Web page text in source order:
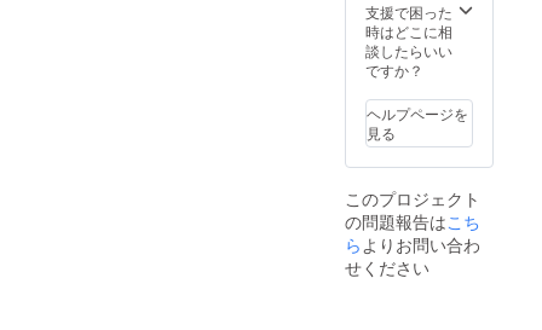
支援で困った
時はどこに相
談したらいい
ですか？
ヘルプページを
見る
このプロジェクト
の問題報告はこち
らよりお問い合わ
せください